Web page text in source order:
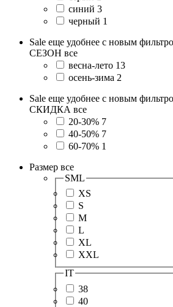
синий 3
черный 1
Sale еще удобнее с новым
СЕЗОН все
весна-лето 13
осень-зима 2
Sale еще удобнее с новым
СКИДКА все
20-30% 7
40-50% 7
60-70% 1
Размер все
SML
XS
S
M
L
XL
XXL
IT
38
40